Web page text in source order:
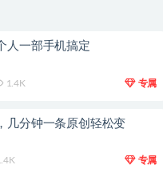
人一部手机搞定
1.4K 专属
几分钟一条原创轻松变
专属